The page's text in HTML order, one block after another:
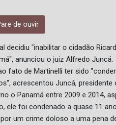
de ouvir
decidiu "inabilitar o cidadão
anunciou o juiz Alfredo Juncá.
fato de Martinelli ter sido
acrescentou Juncá, presidente
o Panamá entre 2009 e 2014,
ele foi condenado a quase 11
um crime doloso a uma pena